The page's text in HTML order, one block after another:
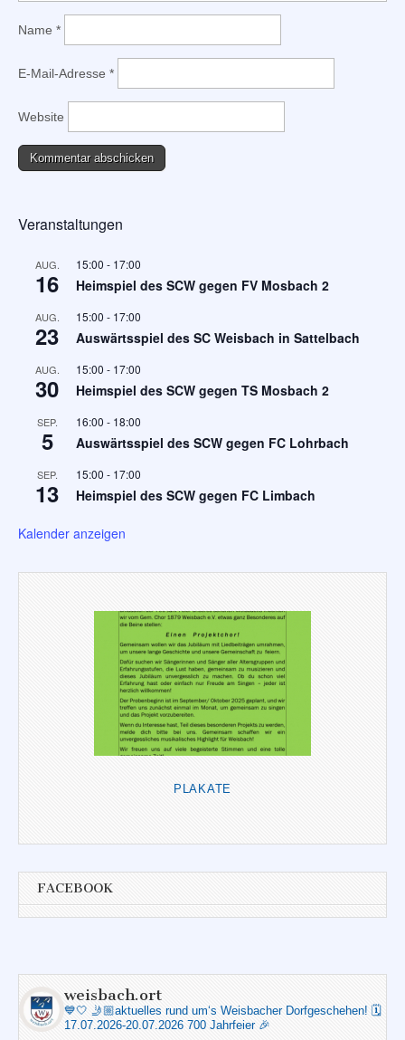
Name *
E-Mail-Adresse *
Website
Veranstaltungen
AUG.
16
15:00 - 17:00
Heimspiel des SCW gegen FV Mosbach 2
AUG.
23
15:00 - 17:00
Auswärtsspiel des SC Weisbach in Sattelbach
AUG.
30
15:00 - 17:00
Heimspiel des SCW gegen TS Mosbach 2
SEP.
5
16:00 - 18:00
Auswärtsspiel des SCW gegen FC Lohrbach
SEP.
13
15:00 - 17:00
Heimspiel des SCW gegen FC Limbach
Kalender anzeigen
PLAKATE
FACEBOOK
weisbach.ort
💙🤍 🤳🏼aktuelles rund um‘s Weisbacher Dorfgeschehen! 🗓️
17.07.2026-20.07.2026 700 Jahrfeier 🎉